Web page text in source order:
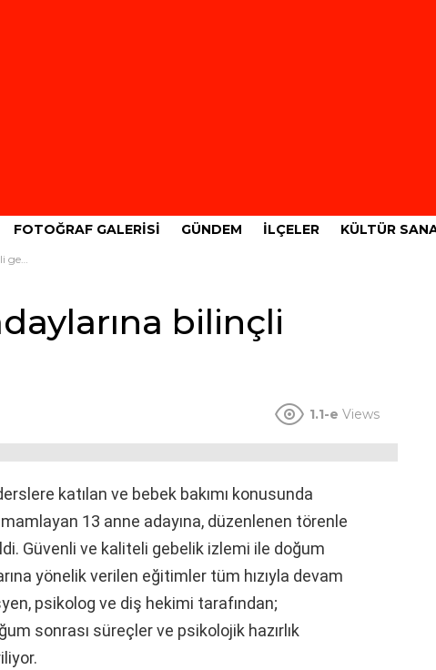
FOTOĞRAF GALERISI GÜNDEM İLÇELER KÜLTÜR
bilinçli
1.1-e Views
katılan ve bebek bakımı konusunda
13 anne adayına, düzenlenen törenle
Güvenli ve kaliteli gebelik izlemi ile doğum
yönelik verilen eğitimler tüm hızıyla devam
psikolog ve diş hekimi tarafından;
sonrası süreçler ve psikolojik hazırlık